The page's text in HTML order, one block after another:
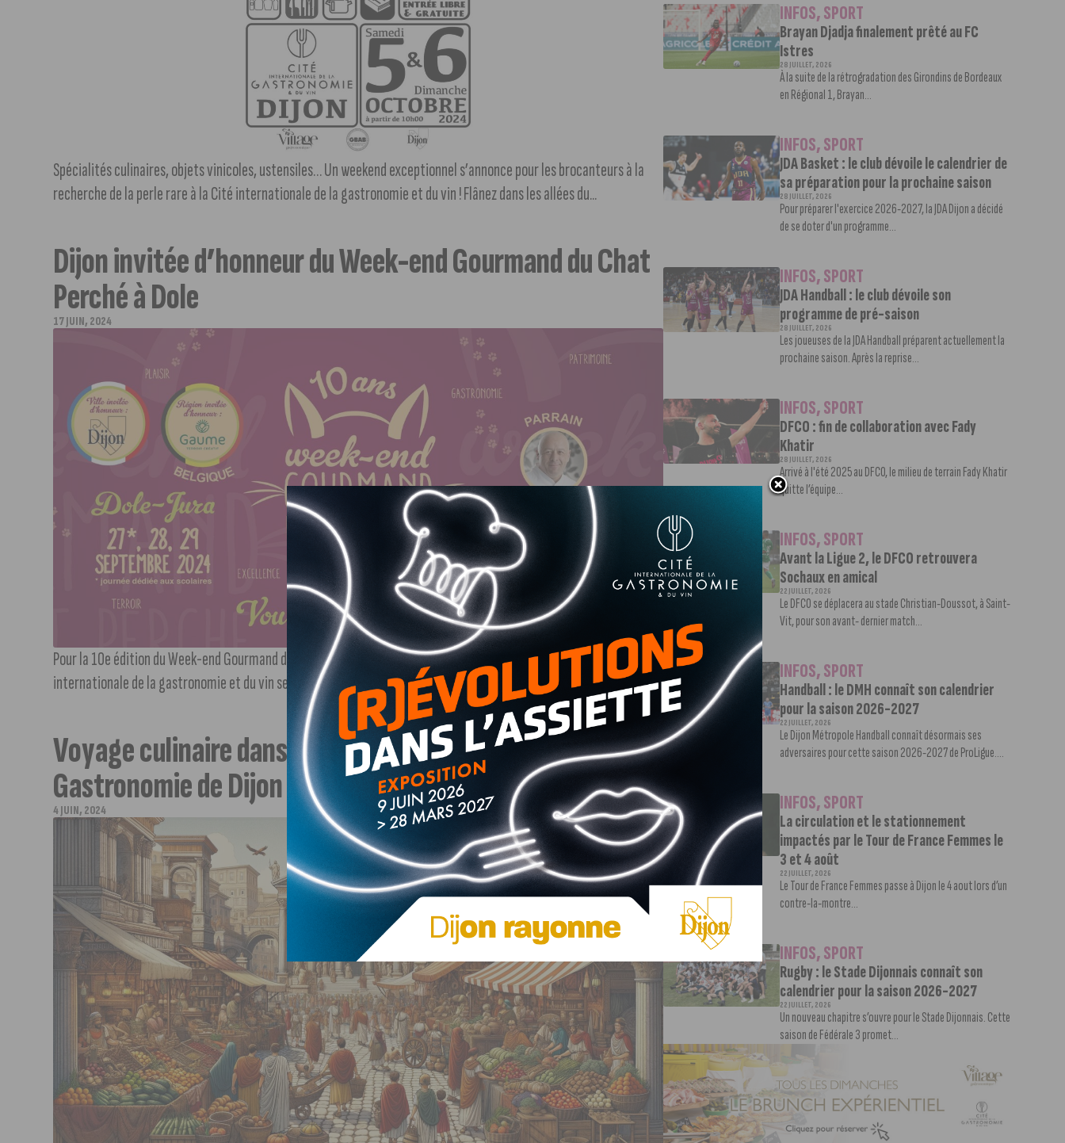
Spécialités culinaires, objets vinicoles, ustensiles… Un weekend exceptionnel s’annonce pour les brocanteurs à la
recherche de la perle rare à la Cité internationale de la gastronomie et du vin ! Flânez dans les allées du...
Dijon invitée d’honneur du Week-end Gourmand du Chat
Perché à Dole
17 JUIN, 2024
Pour la 10e édition du Week-end Gourmand du Chat Perché à Dole, les 28 et 29 septembre prochain, Dijon et la Cité
internationale de la gastronomie et du vin seront invitées d’honneur. Comme un clin...
Voyage culinaire dans l’Antiquité à la Cité de la
Gastronomie de Dijon
4 JUIN, 2024
INFOS,SPORT
Brayan Djadja finalement prêté au FC
Istres
28 JUILLET, 2026
À la suite de la rétrogradation des Girondins de Bordeaux
en Régional 1, Brayan...
INFOS,SPORT
JDA Basket : le club dévoile le calendrier de
sa préparation pour la prochaine saison
28 JUILLET, 2026
Pour préparer l'exercice 2026-2027, la JDA Dijon a décidé
de se doter d'un programme...
INFOS,SPORT
JDA Handball : le club dévoile son
programme de pré-saison
28 JUILLET, 2026
Les joueuses de la JDA Handball préparent actuellement la
prochaine saison. Après la reprise...
INFOS,SPORT
DFCO : fin de collaboration avec Fady
Khatir
28 JUILLET, 2026
Arrivé à l'été 2025 au DFCO, le milieu de terrain Fady Khatir
quitte l’équipe...
INFOS,SPORT
Avant la Ligue 2, le DFCO retrouvera
Sochaux en amical
22 JUILLET, 2026
Le DFCO se déplacera au stade Christian-Doussot, à Saint-
Vit, pour son avant- dernier match...
INFOS,SPORT
Handball : le DMH connaît son calendrier
pour la saison 2026-2027
22 JUILLET, 2026
Le Dijon Métropole Handball connaît désormais ses
adversaires pour cette saison 2026-2027 de ProLigue....
INFOS,SPORT
La circulation et le stationnement
impactés par le Tour de France Femmes le
3 et 4 août
22 JUILLET, 2026
Le Tour de France Femmes passe à Dijon le 4 aout lors d’un
contre-la-montre...
INFOS,SPORT
Rugby : le Stade Dijonnais connaît son
calendrier pour la saison 2026-2027
22 JUILLET, 2026
Un nouveau chapitre s’ouvre pour le Stade Dijonnais. Cette
saison de Fédérale 3 promet...